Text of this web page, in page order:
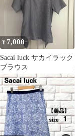
¥ 7,000
Sacai luck サカイラック
ブラウス